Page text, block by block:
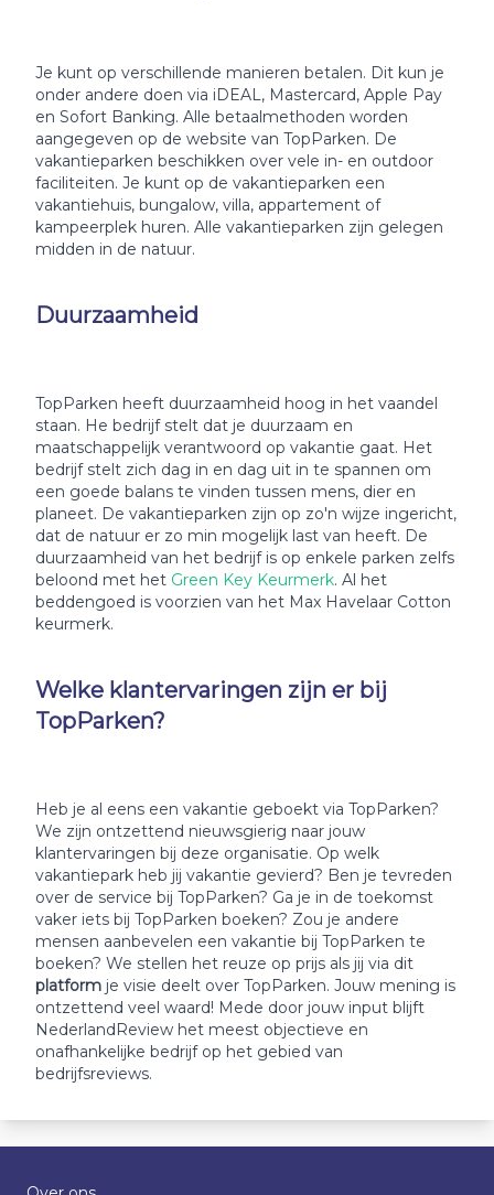
Je kunt op verschillende manieren betalen. Dit kun je
onder andere doen via iDEAL, Mastercard, Apple Pay
en Sofort Banking. Alle betaalmethoden worden
aangegeven op de website van TopParken. De
vakantieparken beschikken over vele in- en outdoor
faciliteiten. Je kunt op de vakantieparken een
vakantiehuis, bungalow, villa, appartement of
kampeerplek huren. Alle vakantieparken zijn gelegen
midden in de natuur.
Duurzaamheid
TopParken heeft duurzaamheid hoog in het vaandel
staan. He bedrijf stelt dat je duurzaam en
maatschappelijk verantwoord op vakantie gaat. Het
bedrijf stelt zich dag in en dag uit in te spannen om
een goede balans te vinden tussen mens, dier en
planeet. De vakantieparken zijn op zo'n wijze ingericht,
dat de natuur er zo min mogelijk last van heeft. De
duurzaamheid van het bedrijf is op enkele parken zelfs
beloond met het Green Key Keurmerk. Al het
beddengoed is voorzien van het Max Havelaar Cotton
keurmerk.
Welke klantervaringen zijn er bij
TopParken?
Heb je al eens een vakantie geboekt via TopParken?
We zijn ontzettend nieuwsgierig naar jouw
klantervaringen bij deze organisatie. Op welk
vakantiepark heb jij vakantie gevierd? Ben je tevreden
over de service bij TopParken? Ga je in de toekomst
vaker iets bij TopParken boeken? Zou je andere
mensen aanbevelen een vakantie bij TopParken te
boeken? We stellen het reuze op prijs als jij via dit
platform je visie deelt over TopParken. Jouw mening is
ontzettend veel waard! Mede door jouw input blijft
NederlandReview het meest objectieve en
onafhankelijke bedrijf op het gebied van
bedrijfsreviews.